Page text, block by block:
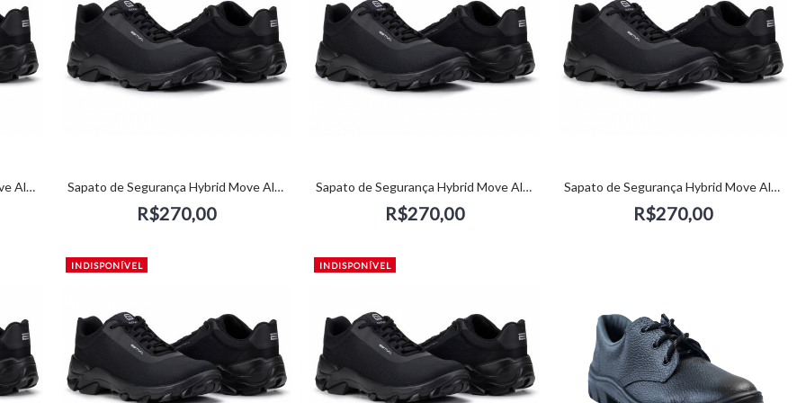
Sapato de Segurança Hybrid Move All Black (38) - Estival Sapato de Segurança Hybrid Move All Black (39) - Estival
R$270,00
Sapato de Segurança Hybrid Move All Black (40) - Estival
R$270,00
Sapato de Segurança Hybrid Move All Black (41) - Estival
R$270,00
INDISPONÍVEL INDISPONÍVEL